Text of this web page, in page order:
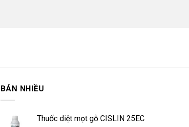
BÁN NHIỀU
Thuốc diệt mọt gỗ CISLIN 25EC